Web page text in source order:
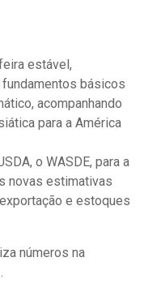
estável,
básicos
acompanhando
para a América
o WASDE, para a
novas estimativas
e estoques
números na